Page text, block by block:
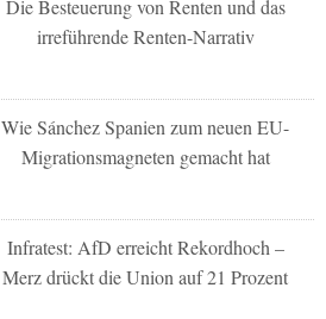
Die Besteuerung von Renten und das
irreführende Renten-Narrativ
Wie Sánchez Spanien zum neuen EU-
Migrationsmagneten gemacht hat
Infratest: AfD erreicht Rekordhoch –
Merz drückt die Union auf 21 Prozent